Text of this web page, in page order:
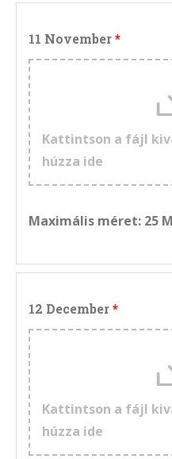
11 November
Kattintson a fájl
húzza ide
Maximális méret: 25
12 December
Kattintson a fájl
húzza ide